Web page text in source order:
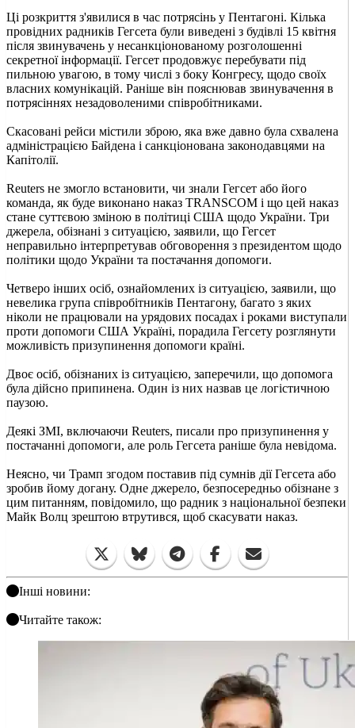
Ці розкриття з'явилися в час потрясінь у Пентагоні. Кілька
провідних радників Гегсета були виведені з будівлі 15 квітня
після звинувачень у несанкціонованому розголошенні
секретної інформації. Гегсет продовжує перебувати під
пильною увагою, в тому числі з боку Конгресу, щодо своїх
власних комунікацій. Раніше він пояснював звинувачення в
потрясіннях незадоволеними співробітниками.
Скасовані рейси містили зброю, яка вже давно була схвалена
адміністрацією Байдена і санкціонована законодавцями на
Капітолії.
Reuters не змогло встановити, чи знали Гегсет або його
команда, як буде виконано наказ TRANSCOM і що цей наказ
стане суттєвою зміною в політиці США щодо України. Три
джерела, обізнані з ситуацією, заявили, що Гегсет
неправильно інтерпретував обговорення з президентом щодо
політики щодо України та постачання допомоги.
Четверо інших осіб, ознайомлених із ситуацією, заявили, що
невелика група співробітників Пентагону, багато з яких
ніколи не працювали на урядових посадах і роками виступали
проти допомоги США Україні, порадила Гегсету розглянути
можливість призупинення допомоги країні.
Двоє осіб, обізнаних із ситуацією, заперечили, що допомога
була дійсно припинена. Один із них назвав це логістичною
паузою.
Деякі ЗМІ, включаючи Reuters, писали про призупинення у
постачанні допомоги, але роль Гегсета раніше була невідома.
Неясно, чи Трамп згодом поставив під сумнів дії Гегсета або
зробив йому догану. Одне джерело, безпосередньо обізнане з
цим питанням, повідомило, що радник з національної безпеки
Майк Волц зрештою втрутився, щоб скасувати наказ.
Інші новини:
Читайте також: